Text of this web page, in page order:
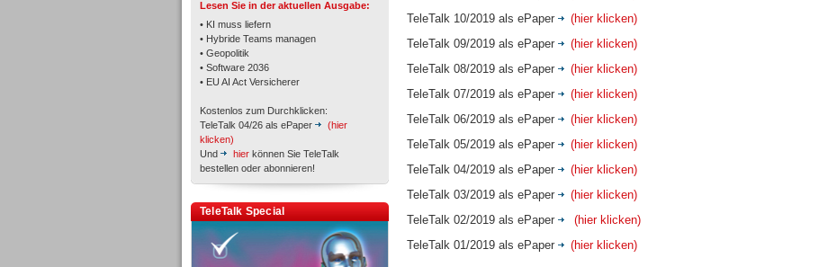
Lesen Sie in der aktuellen Ausgabe:
• KI muss liefern
• Hybride Teams managen
• Geopolitik
• Software 2036
• EU AI Act Versicherer
Kostenlos zum Durchklicken:
TeleTalk 04/26 als ePaper
(hier
klicken)
Und
hier können Sie TeleTalk
bestellen oder abonnieren!
TeleTalk Special
Workforce-Management
TeleTalk 10/2019 als ePaper
(hier klicken)
TeleTalk 09/2019 als ePaper
(hier klicken)
TeleTalk 08/2019 als ePaper
(hier klicken)
TeleTalk 07/2019 als ePaper
(hier klicken)
TeleTalk 06/2019 als ePaper
(hier klicken)
TeleTalk 05/2019 als ePaper
(hier klicken)
TeleTalk 04/2019 als ePaper
(hier klicken)
TeleTalk 03/2019 als ePaper
(hier klicken)
TeleTalk 02/2019 als ePaper
(hier klicken)
TeleTalk 01/2019 als ePaper
(hier klicken)